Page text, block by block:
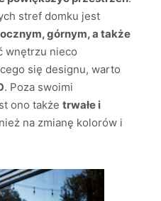
stref domku jest
górnym, a także
wnętrzu nieco
się designu, warto
. Poza swoimi
ono także trwałe i
na zmianę kolorów i